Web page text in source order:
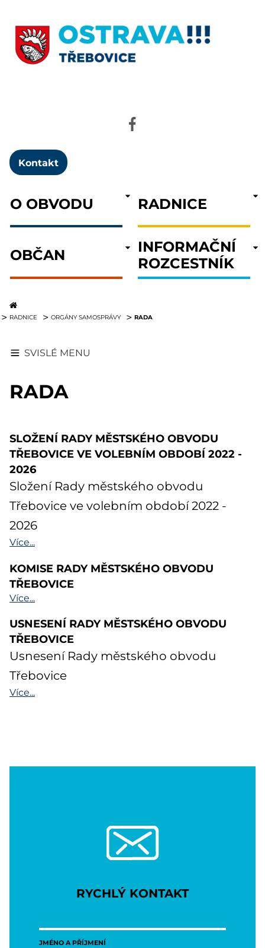
Kontakt
O OBVODU RADNICE
OBČAN
INFORMAČNÍ
ROZCESTNÍK
RADNICE ORGÁNY SAMOSPRÁVY RADA
SVISLÉ MENU
RADA
SLOŽENÍ RADY MĚSTSKÉHO OBVODU
TŘEBOVICE VE VOLEBNÍM OBDOBÍ 2022 -
2026
Složení Rady městského obvodu
Třebovice ve volebním období 2022 -
2026
Více...
KOMISE RADY MĚSTSKÉHO OBVODU
TŘEBOVICE
Více...
USNESENÍ RADY MĚSTSKÉHO OBVODU
TŘEBOVICE
Usnesení Rady městského obvodu
Třebovice
Více...
RYCHLÝ KONTAKT
JMÉNO A PŘÍJMENÍ